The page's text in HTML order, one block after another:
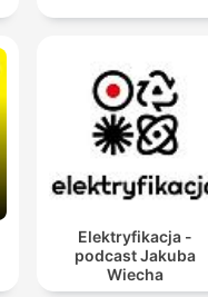
Elektryfikacja -
podcast Jakuba
Wiecha